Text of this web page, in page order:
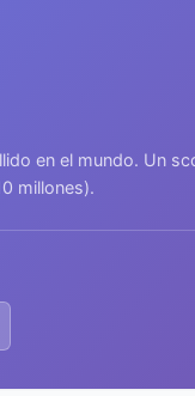
en el mundo. Un
millones).